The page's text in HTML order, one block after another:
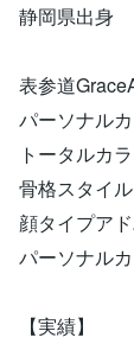
静岡県出身
表参道
パーソナル
トータルカ
骨格スタイ
顔タイプア
パーソナル
【実績】